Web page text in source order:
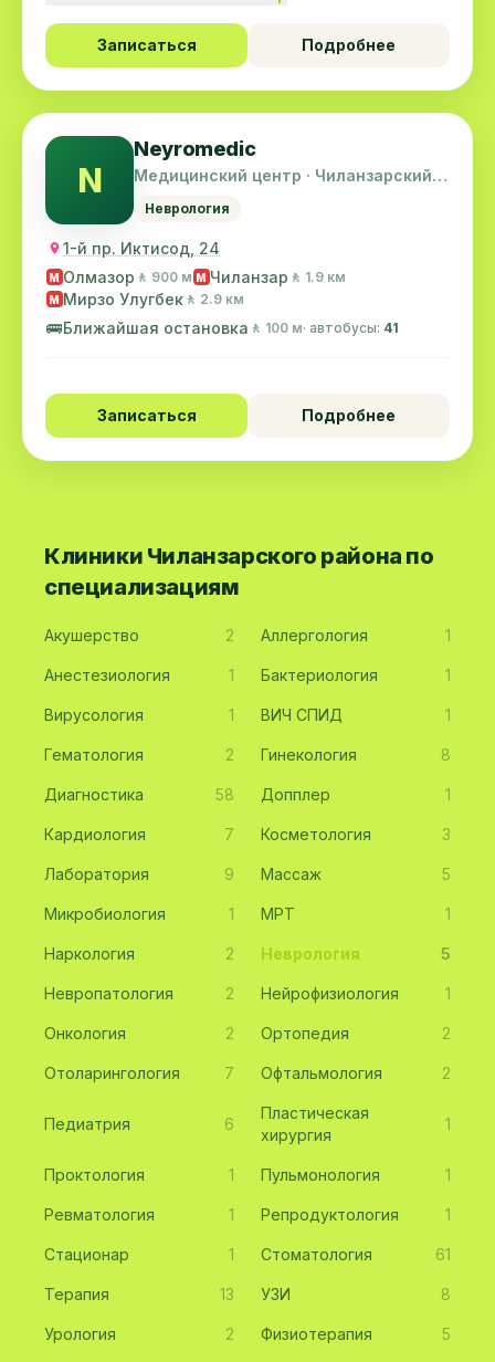
Записаться Подробнее
N
Neyromedic
Медицинский центр · Чиланзарский
Неврология
1-й пр. Иктисод, 24
M Олмазор 🚶 900 м M Чиланзар 🚶 1.9 км
M Мирзо Улугбек 🚶 2.9 км
🚌Ближайшая остановка 🚶 100 м· автобусы: 41
Записаться Подробнее
Клиники Чиланзарского района по
специализациям
Акушерство 2 Аллергология 1
Анестезиология 1 Бактериология 1
Вирусология 1 ВИЧ СПИД 1
Гематология 2 Гинекология 8
Диагностика 58 Допплер 1
Кардиология 7 Косметология 3
Лаборатория 9 Массаж 5
Микробиология 1 МРТ 1
Наркология 2 Неврология 5
Невропатология 2 Нейрофизиология 1
Онкология 2 Ортопедия 2
Отоларингология 7 Офтальмология 2
Педиатрия 6
Пластическая
хирургия
1
Проктология 1 Пульмонология 1
Ревматология 1 Репродуктология 1
Стационар 1 Стоматология 61
Терапия 13 УЗИ 8
Урология 2 Физиотерапия 5